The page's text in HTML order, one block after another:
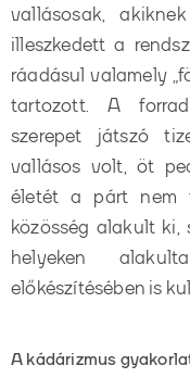
vallásosak,
illeszkedett a
ráadásul valamely
tartozott. A
szerepet játszó
vallásos volt, öt
életét a párt nem
közösség alakult
helyeken
előkészítésében is
A kádárizmus